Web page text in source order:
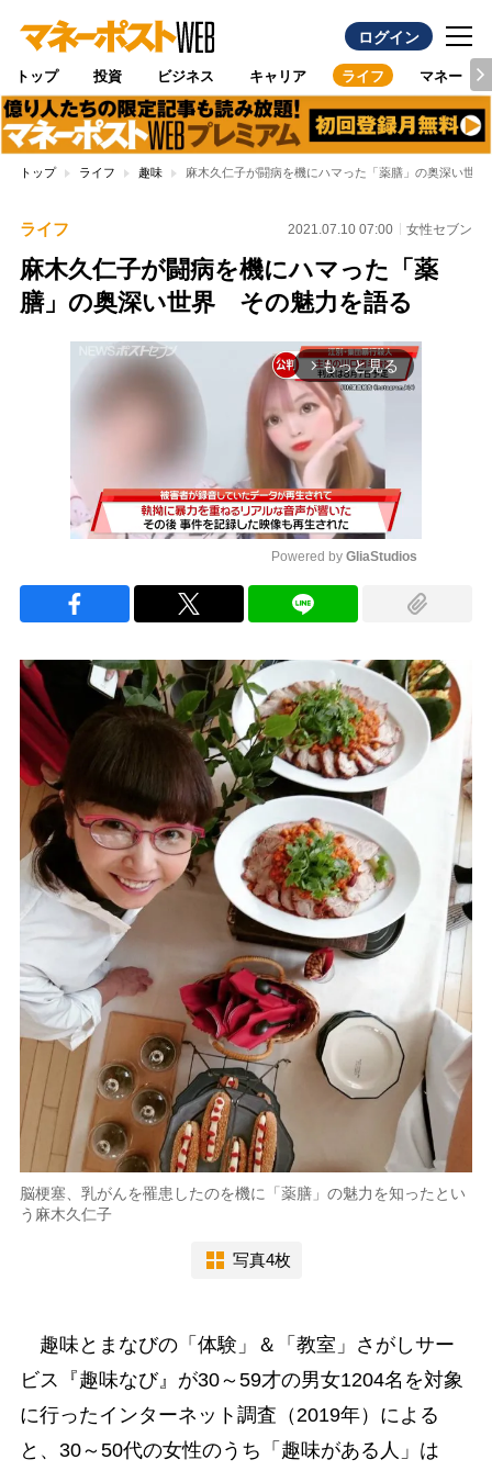
ログイン
トップ 投資 ビジネス キャリア ライフ マネー
トップ ライフ 趣味 麻木久仁子が闘病を機にハマった「薬膳」の奥深い世
ライフ 2021.07.10 07:00 女性セブン
麻木久仁子が闘病を機にハマった「薬
膳」の奥深い世界 その魅力を語る
arrow_forward_ios もっと見る
Powered by GliaStudios
脳梗塞、乳がんを罹患したのを機に「薬膳」の魅力を知ったとい
う麻木久仁子
写真4枚
趣味とまなびの「体験」＆「教室」さがしサー
ビス『趣味なび』が30～59才の男女1204名を対象
に行ったインターネット調査（2019年）による
と、30～50代の女性のうち「趣味がある人」は